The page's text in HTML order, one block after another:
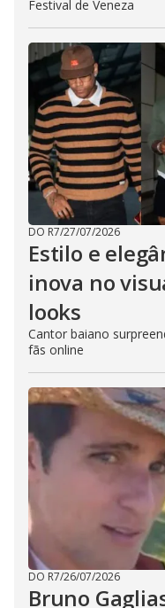
Festival de Veneza
DO R7/27/07/2026
Estilo e
inova no
looks
Cantor baiano
fãs online
DO R7/26/07/2026
Bruno